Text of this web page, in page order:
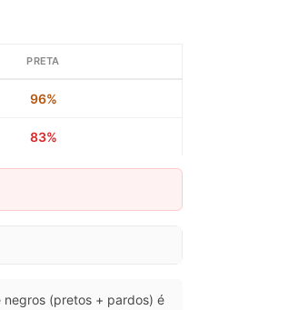
PRETA
96%
83%
(pretos + pardos) é